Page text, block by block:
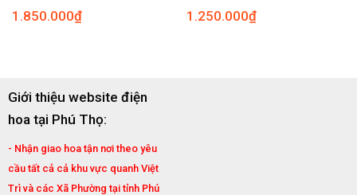
1.850.000₫ 1.250.000₫
Giới thiệu website điện
hoa tại Phú Thọ:
- Nhận giao hoa tận nơi theo yêu
cầu tất cả cả khu vực quanh Việt
Trì và các Xã Phường tại tỉnh Phú